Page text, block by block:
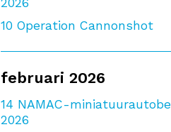
2026
10 Operation Cannonshot
februari 2026
14 NAMAC-
2026